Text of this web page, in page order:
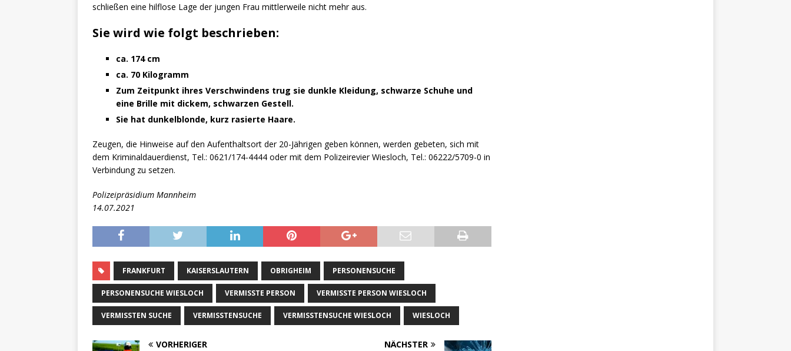
schließen eine hilflose Lage der jungen Frau mittlerweile nicht mehr aus.
Sie wird wie folgt beschrieben:
ca. 174 cm
ca. 70 Kilogramm
Zum Zeitpunkt ihres Verschwindens trug sie dunkle Kleidung, schwarze Schuhe und
eine Brille mit dickem, schwarzen Gestell.
Sie hat dunkelblonde, kurz rasierte Haare.
Zeugen, die Hinweise auf den Aufenthaltsort der 20-Jährigen geben können, werden gebeten, sich mit
dem Kriminaldauerdienst, Tel.: 0621/174-4444 oder mit dem Polizeirevier Wiesloch, Tel.: 06222/5709-0 in
Verbindung zu setzen.
Polizeipräsidium Mannheim
14.07.2021
FRANKFURT KAISERSLAUTERN OBRIGHEIM PERSONENSUCHE
PERSONENSUCHE WIESLOCH VERMISSTE PERSON VERMISSTE PERSON WIESLOCH
VERMISSTEN SUCHE VERMISSTENSUCHE VERMISSTENSUCHE WIESLOCH WIESLOCH
VORHERIGER NÄCHSTER